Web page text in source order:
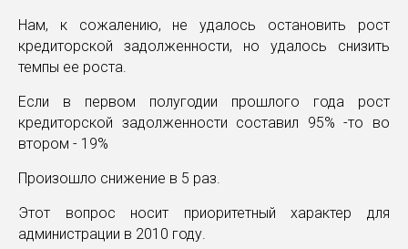
Нам, к сожалению, не удалось остановить рост
кредиторской задолженности, но удалось снизить
темпы ее роста.
Если в первом полугодии прошлого года рост
кредиторской задолженности составил 95% -то во
втором - 19%
Произошло снижение в 5 раз.
Этот вопрос носит приоритетный характер для
администрации в 2010 году.